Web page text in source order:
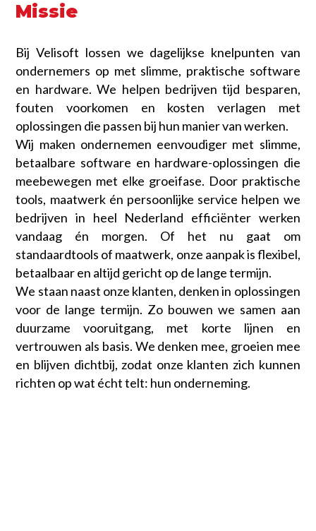
Missie
Bij Velisoft lossen we dagelijkse knelpunten van
ondernemers op met slimme, praktische software
en hardware. We helpen bedrijven tijd besparen,
fouten voorkomen en kosten verlagen met
oplossingen die passen bij hun manier van werken.
Wij maken ondernemen eenvoudiger met slimme,
betaalbare software en hardware-oplossingen die
meebewegen met elke groeifase. Door praktische
tools, maatwerk én persoonlijke service helpen we
bedrijven in heel Nederland efficiënter werken
vandaag én morgen. Of het nu gaat om
standaardtools of maatwerk, onze aanpak is flexibel,
betaalbaar en altijd gericht op de lange termijn.
We staan naast onze klanten, denken in oplossingen
voor de lange termijn. Zo bouwen we samen aan
duurzame vooruitgang, met korte lijnen en
vertrouwen als basis. We denken mee, groeien mee
en blijven dichtbij, zodat onze klanten zich kunnen
richten op wat écht telt: hun onderneming.